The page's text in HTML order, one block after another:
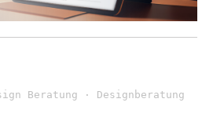
Beratung · Designberatung